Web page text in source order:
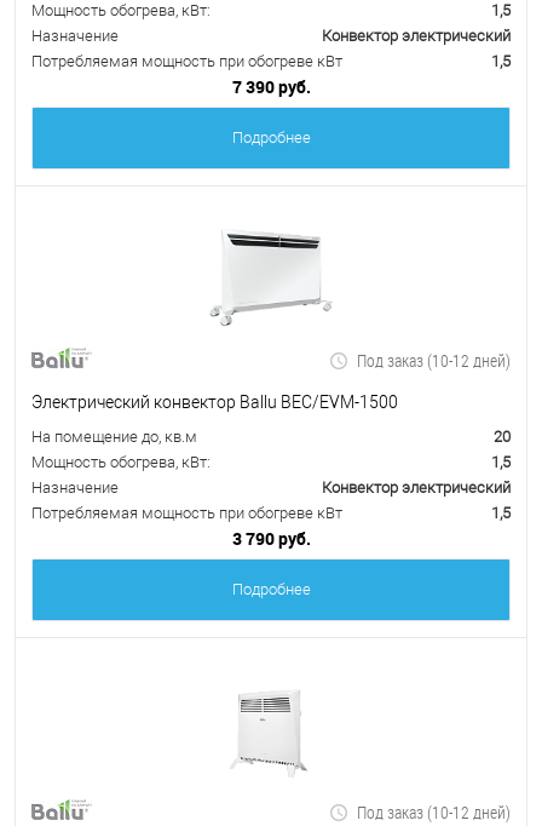
Мощность обогрева, кВт:
1,5
Назначение
Конвектор электрический
Потребляемая мощность при обогреве кВт
1,5
7 390 руб.
Подробнее
Под заказ (10-12 дней)
Электрический конвектор Ballu BEC/EVM-1500
На помещение до, кв.м
20
Мощность обогрева, кВт:
1,5
Назначение
Конвектор электрический
Потребляемая мощность при обогреве кВт
1,5
3 790 руб.
Подробнее
Под заказ (10-12 дней)